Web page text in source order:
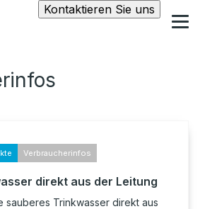
Kontaktieren Sie uns
Verbraucherinfos
direkt aus der Leitung
sauberes Trinkwasser direkt aus